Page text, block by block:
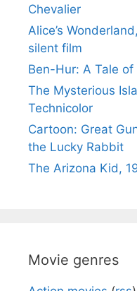
Chevalier
Alice’s
silent film
Ben-Hur: A Tale
The Mysterious
Technicolor
Cartoon: Great
the Lucky Rabbit
The Arizona Kid,
Movie genres